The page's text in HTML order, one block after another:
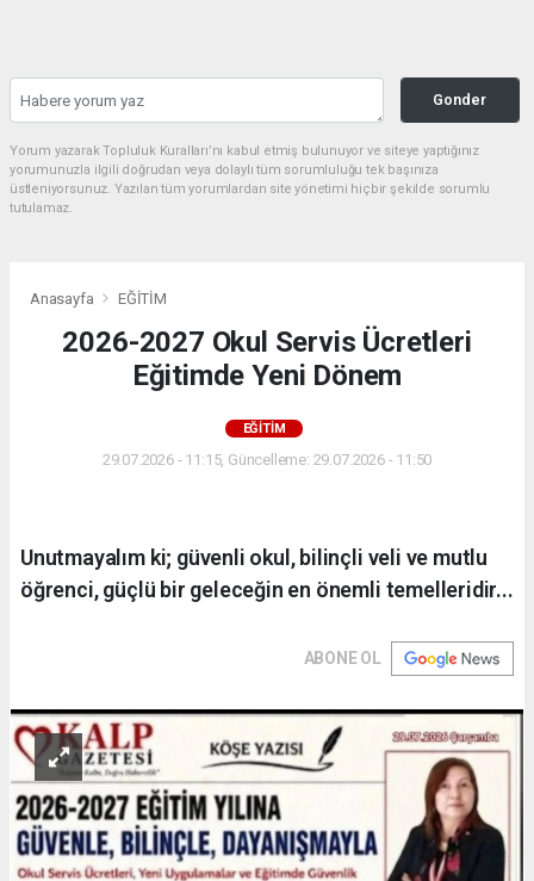
Gonder
Yorum yazarak Topluluk Kuralları’nı kabul etmiş bulunuyor ve siteye yaptığınız
yorumunuzla ilgili doğrudan veya dolaylı tüm sorumluluğu tek başınıza
üstleniyorsunuz. Yazılan tüm yorumlardan site yönetimi hiçbir şekilde sorumlu
tutulamaz.
Anasayfa EĞİTİM
2026-2027 Okul Servis Ücretleri
Eğitimde Yeni Dönem
EĞİTİM
29.07.2026 - 11:15, Güncelleme: 29.07.2026 - 11:50
Unutmayalım ki; güvenli okul, bilinçli veli ve mutlu
öğrenci, güçlü bir geleceğin en önemli temelleridir...
ABONE OL